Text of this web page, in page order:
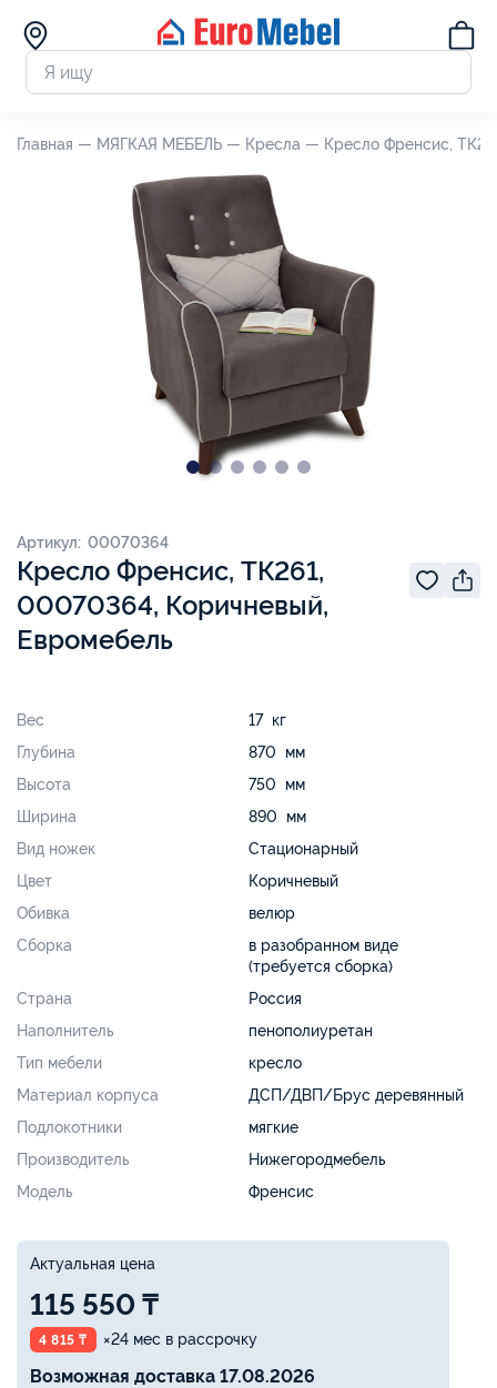
Главная — МЯГКАЯ МЕБЕЛЬ — Кресла — Кресло Френсис,
Кресло Френсис, ТК261,
00070364, Коричневый,
Евромебель
Артикул: 00070364
Вес
17 кг
Глубина
870 мм
Высота
750 мм
Ширина
890 мм
Вид ножек
Стационарный
Цвет
Коричневый
Обивка
велюр
Сборка
в разобранном виде
(требуется сборка)
Страна
Россия
Наполнитель
пенополиуретан
Тип мебели
кресло
Материал корпуса
ДСП/ДВП/Брус деревянный
Подлокотники
мягкие
Производитель
Нижегородмебель
Модель
Френсис
Актуальная цена
115 550 ₸
4 815 ₸ ×24 мес в рассрочку
Возможная доставка 17.08.2026